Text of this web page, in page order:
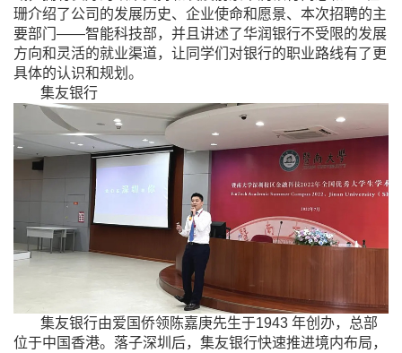
珊介绍了公司的发展历史、企业使命和愿景、本次招聘的主
要部门——智能科技部，并且讲述了华润银行不受限的发展
方向和灵活的就业渠道，让同学们对银行的职业路线有了更
具体的认识和规划。
集友银行
集友银行由爱国侨领陈嘉庚先生于1943 年创办，总部
位于中国香港。落子深圳后，集友银行快速推进境内布局，